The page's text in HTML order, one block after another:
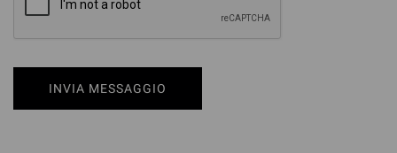
INVIA MESSAGGIO